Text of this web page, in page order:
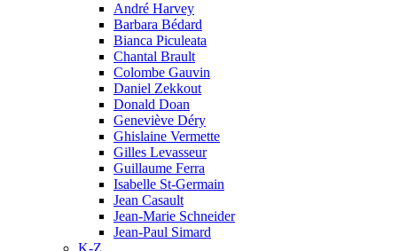
André Harvey
Barbara Bédard
Bianca Piculeata
Chantal Brault
Colombe Gauvin
Daniel Zekkout
Donald Doan
Geneviève Déry
Ghislaine Vermette
Gilles Levasseur
Guillaume Ferra
Isabelle St-Germain
Jean Casault
Jean-Marie Schneider
Jean-Paul Simard
K-Z